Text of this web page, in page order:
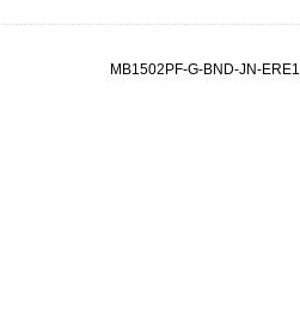
MB1502PF-G-BND-JN-ERE1